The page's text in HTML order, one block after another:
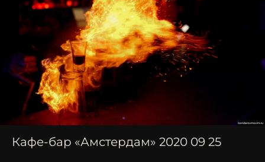
Кафе-бар «Амстердам» 2020 09 25